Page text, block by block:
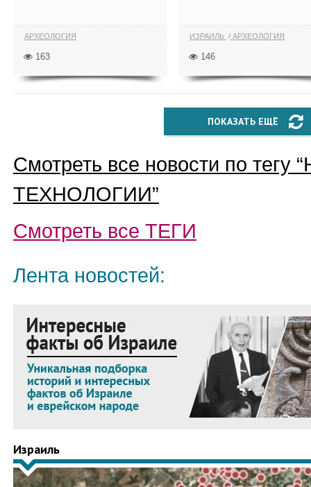
АРХЕОЛОГИЯ
163
ИЗРАИЛЬ АРХЕОЛОГИЯ
146
ПОКАЗАТЬ ЕЩЁ
Смотреть все новости по тегу “
ТЕХНОЛОГИИ”
Смотреть все ТЕГИ
Лента новостей:
Израиль